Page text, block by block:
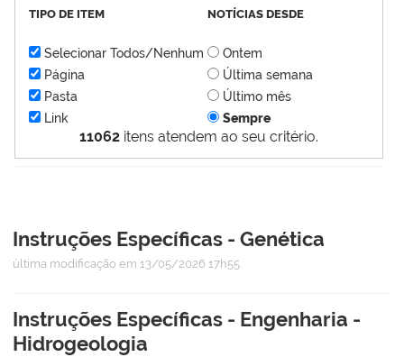
11062 itens atendem ao seu critério.
TIPO DE ITEM
Selecionar Todos/Nenhum
Página
Pasta
Link
NOTÍCIAS DESDE
Ontem
Última semana
Último mês
Sempre
Instruções Específicas - Genética
última modificação em 13/05/2026 17h55
Instruções Específicas - Engenharia -
Hidrogeologia